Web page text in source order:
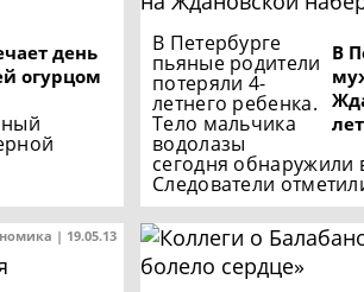
день
огурцом
В
В Петербурге
пьяные родители
потеряли 4-
летнего ребенка.
Тело мальчика
водолазы
сегодня обнаружили
Следователи
| 19.05.13